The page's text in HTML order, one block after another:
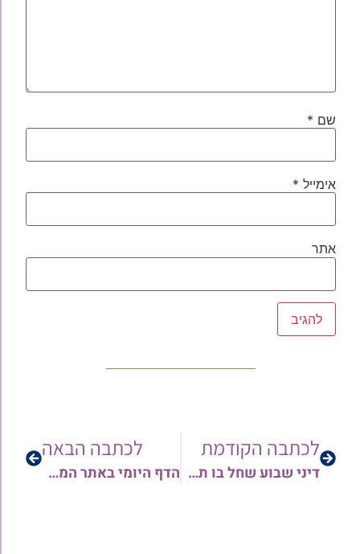
שם *
אימייל *
אתר
לכתבה הקודמת
דיני שבוע שחל בו תשעה באב ודין אכילת בשר בתשעת הימים – עם הגאון הרב אורן צדוק שליט"א • צפו
לכתבה הבאה
הדף היומי באתר המאורות מדי יום – מסכת שבת דף קמ"ב – קמ"ג | האזנה עריבה!